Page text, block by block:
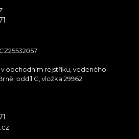
obchodním rejstříku, vedeného
oddíl C, vložka 29962